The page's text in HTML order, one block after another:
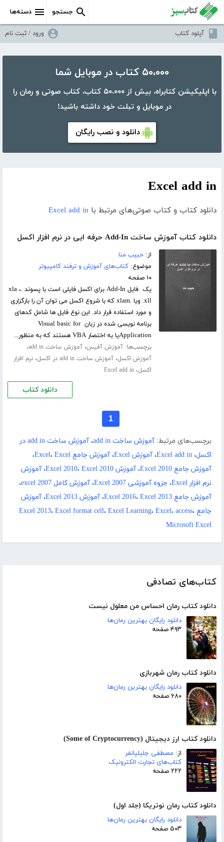
دسته‌ها جستجو
آپلود کتاب ورود / ثبت نام
۵۰،۰۰۰ کتاب در موبایل شما
با اپلیکیشن کتابراه، بیش از ۵۰،۰۰۰ کتاب، کتاب صوتی و رمان را
در موبایل و تبلت خود داشته باشید!
دانلود و نصب رایگان
کتاب‌های تصادفی
دانلود کتاب رمان احساس من معلول نیست
دانلود رایگان بهترین رمان‌ها
۴۹۳ صفحه
دانلود کتاب رمان شهربازی
دانلود رایگان بهترین رمان‌ها
۶۸۰ صفحه
دانلود کتاب ارز دیجیتال (Some of Cryptocurrency)
از: مصطفی جلیلیانفر
کتاب‌های تجارت الکترونیک
۲۲۲ صفحه
دانلود کتاب رمان نوتریکا (جلد اول)
دانلود رایگان بهترین رمان‌ها
۵۰۳ صفحه
Excel add in
دانلود کتاب و کتاب صوتی‌های مرتبط با Excel add in
دانلود کتاب آموزش ساخت Add-In حرفه ایی در نرم افزار اکسل
از:حبیب منا
موضوع:کتاب‌های آموزش و ترفند کامپیوتر
۱۰ صفحه
یک فایل Add-In برای اکسل فایلی است با پسوند .xla ،
.xll ویا .xlam که با شروع اکسل می توان آن را بارگزاری
و مورد استفاده قرار داد. این نوع فایل ها شامل کدهای
برنامه نویسی شده در زبان Visual basic for
Applicationیا به اختصار VBA هستند که به منظور...
برچسب‌ها:آموزش آفیس،آموزش ساخت add in ،
آموزش اکسل،آموزش ساخت add in در اکسل ،نرم افزار
اکسل،Excel add in
دانلود کتاب
1
برچسب‌های مرتبط:آموزش ساخت add in ،
آموزش ساخت add in در
اکسل، Excel add in،آموزش Excel ،آموزش جامع Excel ، Excel
،
آموزش جامع Excel 2010
،آموزش Excel 2010 ، Excel 2010 ،آموزش
نرم افزار Excel
، جزوه آموزشی Excel 2007 ،آموزش کامل excel 2007
،
آموزش جامع Excel 2016
، Excel 2013 ،آموزش Excel 2013 ،آموزش
جامع Excel 2013
، Excel format cell، Excel Learning، Excel، access،
Microsoft Excel